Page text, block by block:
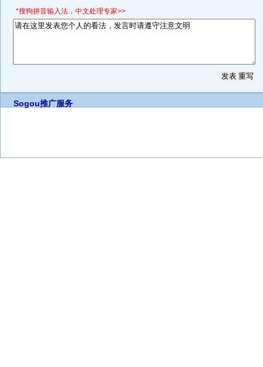
*搜狗拼音输入法，中文处理专家>>
Sogou推广服务